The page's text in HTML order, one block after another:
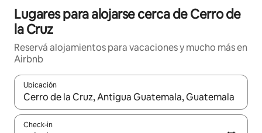
Lugares para alojarse cerca de Cerro de
la Cruz
Reservá alojamientos para vacaciones y mucho más en
Airbnb
Ubicación
Cuando los resultados estén disponibles, navegá con las
Check-in